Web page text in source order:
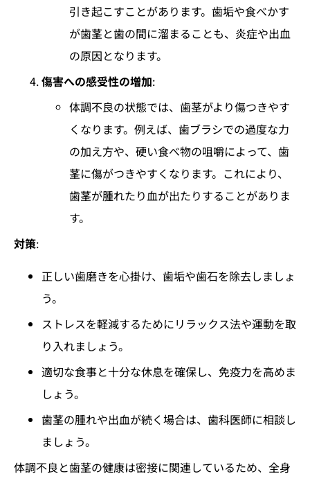
引き起こすことがあります。歯垢や食べかす
が歯茎と歯の間に溜まることも、炎症や出血
の原因となります。
傷害への感受性の増加:
体調不良の状態では、歯茎がより傷つきやす
くなります。例えば、歯ブラシでの過度な力
の加え方や、硬い食べ物の咀嚼によって、歯
茎に傷がつきやすくなります。これにより、
歯茎が腫れたり血が出たりすることがありま
す。
対策:
正しい歯磨きを心掛け、歯垢や歯石を除去しましょ
う。
ストレスを軽減するためにリラックス法や運動を取
り入れましょう。
適切な食事と十分な休息を確保し、免疫力を高めま
しょう。
歯茎の腫れや出血が続く場合は、歯科医師に相談し
ましょう。
体調不良と歯茎の健康は密接に関連しているため、全身